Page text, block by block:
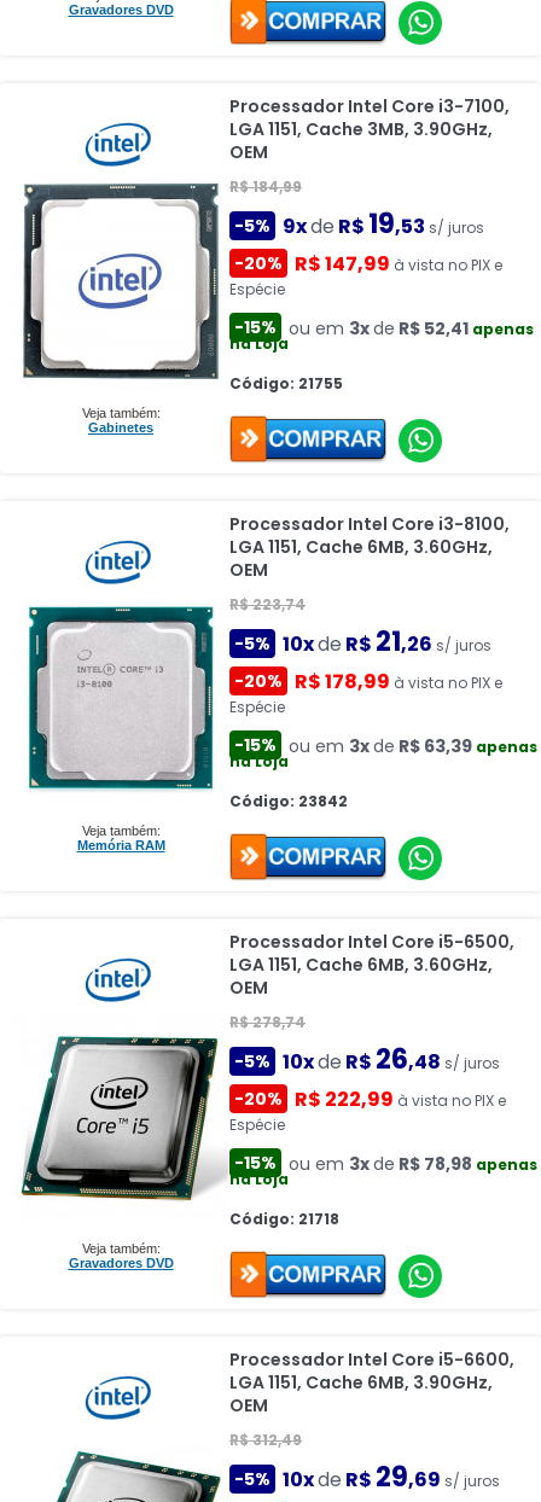
Gravadores DVD
Veja também:
Gabinetes
Processador Intel Core i3-7100,
LGA 1151, Cache 3MB, 3.90GHz,
OEM
R$ 184,99
-5% 9xde R$ 19,53 s/ juros
-20% R$ 147,99 à vista no PIX e
Espécie
-15% ou em 3xde R$ 52,41 apenas
na Loja
Código: 21755
Veja também:
Memória RAM
Processador Intel Core i3-8100,
LGA 1151, Cache 6MB, 3.60GHz,
OEM
R$ 223,74
-5% 10xde R$ 21,26 s/ juros
-20% R$ 178,99 à vista no PIX e
Espécie
-15% ou em 3xde R$ 63,39 apenas
na Loja
Código: 23842
Veja também:
Gravadores DVD
Processador Intel Core i5-6500,
LGA 1151, Cache 6MB, 3.60GHz,
OEM
R$ 278,74
-5% 10xde R$ 26,48 s/ juros
-20% R$ 222,99 à vista no PIX e
Espécie
-15% ou em 3xde R$ 78,98 apenas
na Loja
Código: 21718
Processador Intel Core i5-6600,
LGA 1151, Cache 6MB, 3.90GHz,
OEM
R$ 312,49
-5% 10xde R$ 29,69 s/ juros